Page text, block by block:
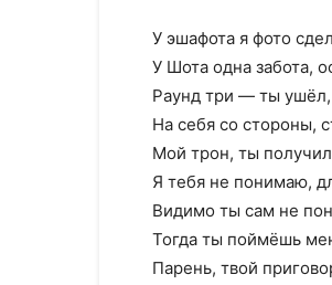
У эшафота я фото
У Шота одна забота,
Раунд три — ты
На себя со стороны,
Мой трон, ты
Я тебя не понимаю,
Видимо ты сам не
Тогда ты поймёшь
Парень, твой